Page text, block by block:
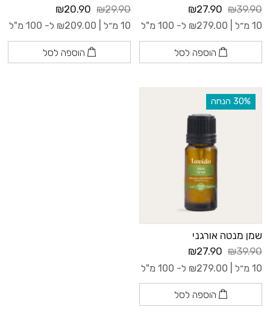
₪39.90
₪27.90
10 מ״ל | ₪279.00 ל- 100 מ"ל
הוספה לסל
₪29.90
₪20.90
10 מ״ל | ₪209.00 ל- 100 מ"ל
הוספה לסל
‫30% הנחה
שמן מנטה אורגני
₪39.90
₪27.90
10 מ״ל | ₪279.00 ל- 100 מ"ל
הוספה לסל